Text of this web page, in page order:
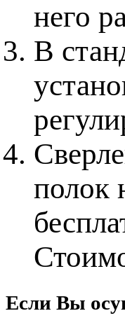
него
В
полок
Если Вы